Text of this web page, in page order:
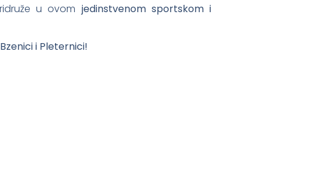
u ovom jedinstvenom sportskom i
i Pleternici!